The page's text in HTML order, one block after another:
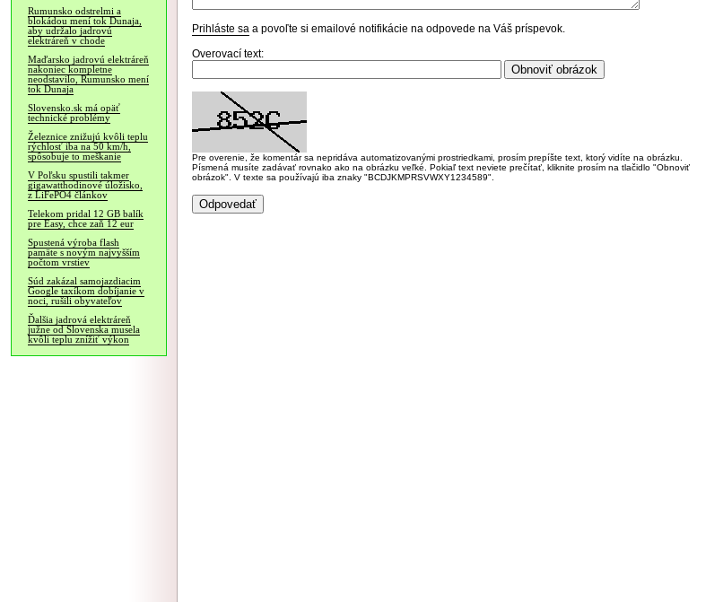
Rumunsko odstrelmi a
blokádou mení tok Dunaja,
aby udržalo jadrovú
elektráreň v chode
Maďarsko jadrovú elektráreň
nakoniec kompletne
neodstavilo, Rumunsko mení
tok Dunaja
Slovensko.sk má opäť
technické problémy
Železnice znižujú kvôli teplu
rýchlosť iba na 50 km/h,
spôsobuje to meškanie
V Poľsku spustili takmer
gigawatthodinové úložisko,
z LiFePO4 článkov
Telekom pridal 12 GB balík
pre Easy, chce zaň 12 eur
Spustená výroba flash
pamäte s novým najvyšším
počtom vrstiev
Súd zakázal samojazdiacim
Google taxíkom dobíjanie v
noci, rušili obyvateľov
Ďalšia jadrová elektráreň
južne od Slovenska musela
kvôli teplu znížiť výkon
Prihláste sa a povoľte si emailové notifikácie na odpovede na Váš príspevok.
Overovací text:
Pre overenie, že komentár sa nepridáva automatizovanými prostriedkami, prosím prepíšte text, ktorý vidíte na obrázku.
Písmená musíte zadávať rovnako ako na obrázku veľké. Pokiaľ text neviete prečítať, kliknite prosím na tlačidlo "Obnoviť
obrázok". V texte sa používajú iba znaky "BCDJKMPRSVWXY1234589".